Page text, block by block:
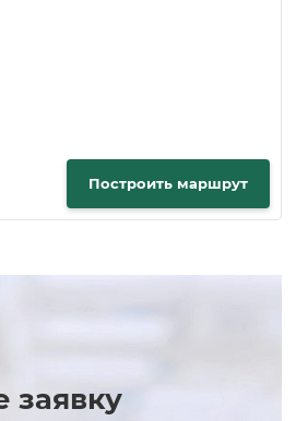
Построить маршрут
заявку